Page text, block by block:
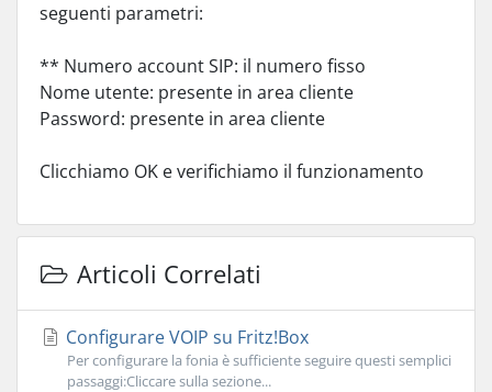
seguenti parametri:
** Numero account SIP: il numero fisso
Nome utente: presente in area cliente
Password: presente in area cliente
Clicchiamo OK e verifichiamo il funzionamento
Articoli Correlati
Configurare VOIP su Fritz!Box
Per configurare la fonia è sufficiente seguire questi semplici
passaggi:Cliccare sulla sezione...